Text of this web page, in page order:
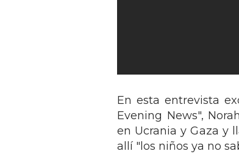
En esta entrevista
Evening News",
en Ucrania y Gaza y
allí "los niños ya no